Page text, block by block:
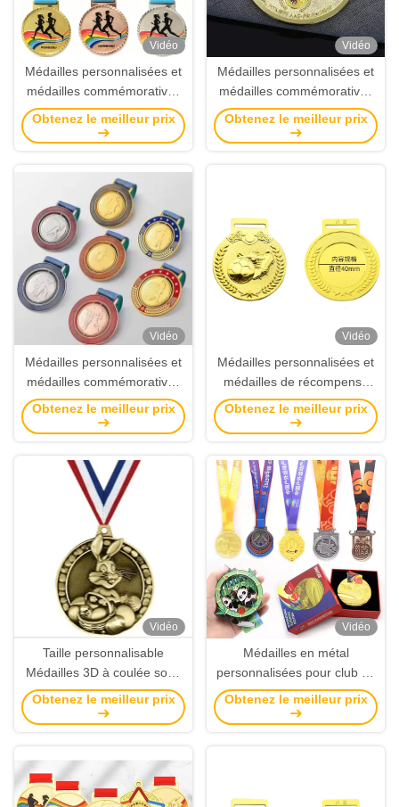
Vidéo
Médailles personnalisées et
médailles commémoratives
avec moulage sous pression
3D, placage émail souple et
Obtenez le meilleur prix
Vidéo
Médailles personnalisées et
médailles commémoratives
avec moulage sous pression
3D, conception
Obtenez le meilleur prix
Vidéo
Médailles personnalisées et
médailles commémoratives
avec design 3D moulé sous
pression, ruban
en émail souple
Obtenez le meilleur prix
Vidéo
Médailles personnalisées et
médailles de récompense
avec design 3D moulé sous
pression, taille
en émail souple
Obtenez le meilleur prix
Vidéo
Taille personnalisable
Médailles 3D à coulée sous
pression avec émail doux
pour les sports et les
Obtenez le meilleur prix
Vidéo
Médailles en métal
personnalisées pour club de
natation, alliage de zinc,
récompenses sportives
Obtenez le meilleur prix